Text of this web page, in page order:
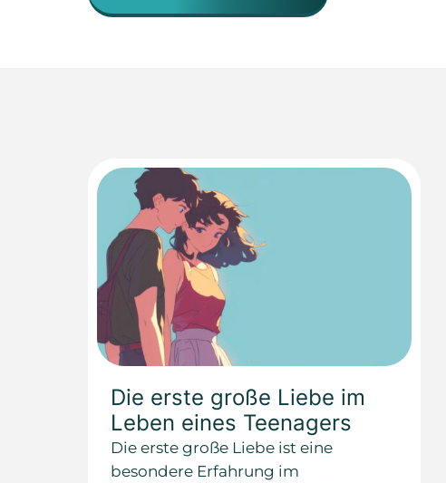
Die erste große Liebe im
Leben eines Teenagers
Die erste große Liebe ist eine
besondere Erfahrung im